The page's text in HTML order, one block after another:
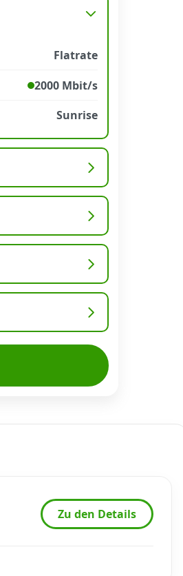
Flatrate
2000 Mbit/s
Sunrise
Zu den Details